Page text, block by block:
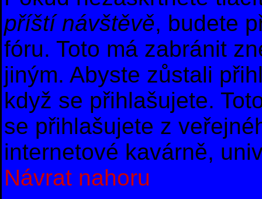
příští návštěvě, budete
fóru. Toto má zabránit
jiným. Abyste zůstali
když se přihlašujete.
se přihlašujete z
internetové kavárně,
Návrat nahoru